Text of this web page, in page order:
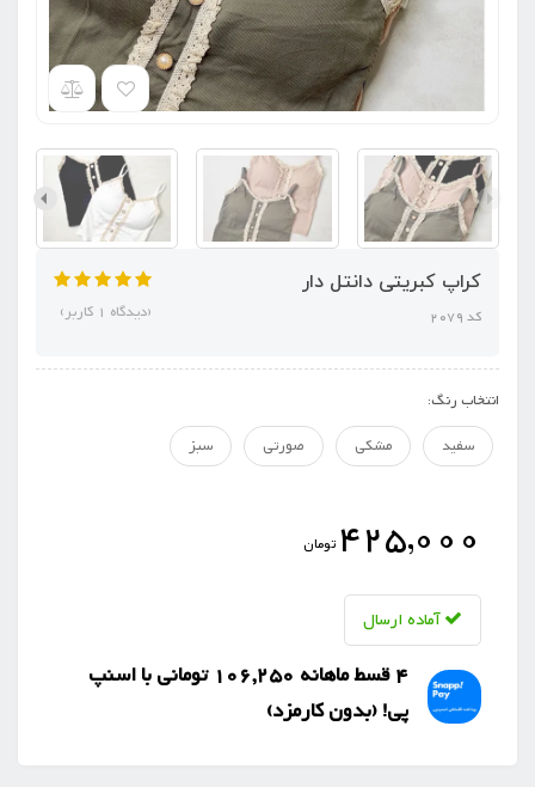
کراپ کبریتی دانتل دار
کد 2079 (دیدگاه 1 کاربر)
انتخاب رنگ:
سفید
مشکی صورتی سبز
425,000 تومان
آماده ارسال
4 قسط ماهانه 106,250 تومانی با اسنپ
‌پی! (بدون کارمزد)